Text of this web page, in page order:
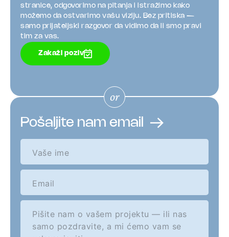
stranice, odgovorimo na pitanja i istražimo kako
možemo da ostvarimo vašu viziju. Bez pritiska —
samo prijateljski razgovor da vidimo da li smo pravi
tim za vas.
Zakaži poziv
Pošaljite nam email